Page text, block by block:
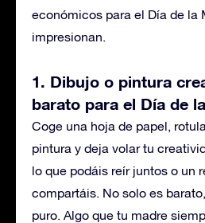
económicos para el Día de la
impresionan.
1. Dibujo o pintura
barato para el Día de
Coge una hoja de papel,
pintura y deja volar tu
lo que podáis reír juntos o un
compartáis. No solo es
puro. Algo que tu madre